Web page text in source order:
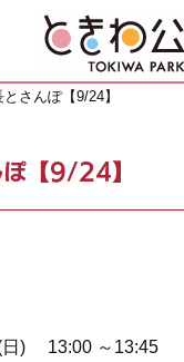
さんぽ【9/24】
ぽ【9/24】
日) 13:00 ～13:45